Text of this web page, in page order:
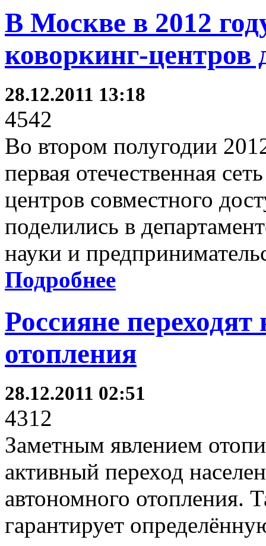
В Москве в 2012
коворкинг-центров
28.12.2011 13:18
4542
Во втором полугодии
первая отечественная
центров совместного
поделились в
науки и
Подробнее
Россияне
отопления
28.12.2011 02:51
4312
Заметным явлением
активный переход
автономного отопления.
гарантирует